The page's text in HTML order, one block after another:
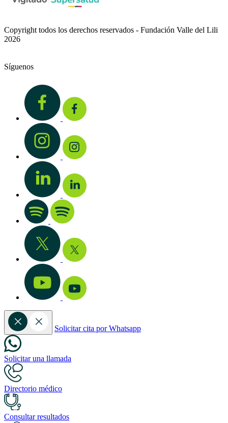
Copyright todos los derechos reservados - Fundación Valle del Lili
2026
Síguenos
Solicitar cita por Whatsapp
Solicitar una llamada
Directorio médico
Consultar resultados